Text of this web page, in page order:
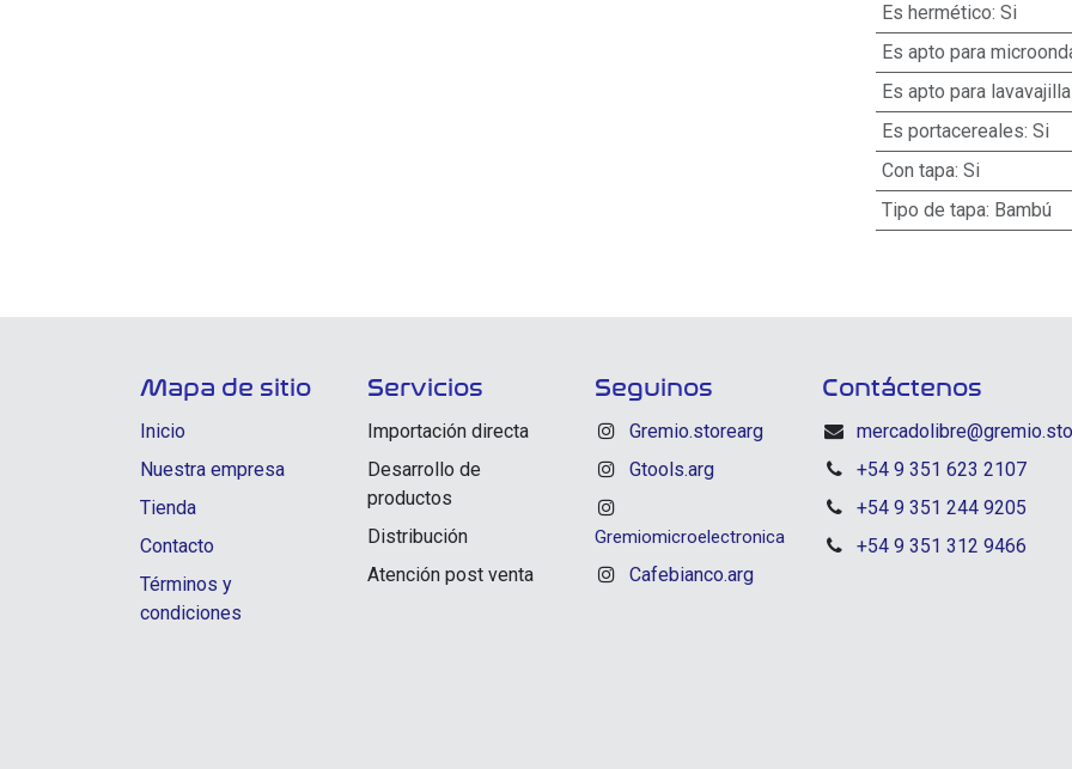
Es hermético: Si
Es apto para
Es apto para
Es portacereales: Si
Con tapa: Si
Tipo de tapa: Bambú
Mapa de sitio
Inicio
Nuestra empresa
Tienda
Contacto
Términos y
condiciones
Servicios
Importación directa
Desarrollo de
productos
Distribución
Atención post venta
Seguinos
Gremio.storearg
Gtools.arg
Gremiomicroelectronica
Cafebianco.arg
Contáctenos
+54 9 351 623 2107
+54 9 351 244 9205
+54 9 351 312 9466